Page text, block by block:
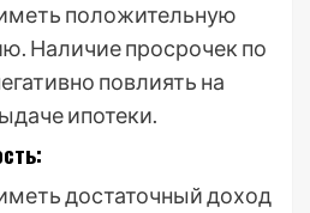
положительную
Наличие просрочек по
повлиять на
ипотеки.
достаточный доход